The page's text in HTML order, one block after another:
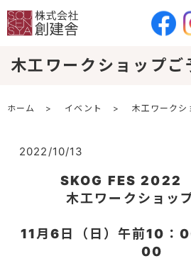
木工ワークショップ
ホーム イベント 木工ワーク
2022/10/13
SKOG FES
木工ワークショッ
11月6日（日）午前10
00